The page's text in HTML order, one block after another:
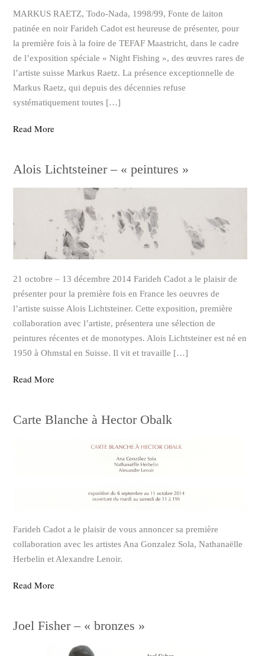
MARKUS RAETZ, Todo-Nada, 1998/99, Fonte de laiton
patinée en noir Farideh Cadot est heureuse de présenter, pour
la première fois à la foire de TEFAF Maastricht, dans le cadre
de l’exposition spéciale « Night Fishing », des œuvres rares de
l’artiste suisse Markus Raetz. La présence exceptionnelle de
Markus Raetz, qui depuis des décennies refuse
systématiquement toutes […]
Read More
Alois Lichtsteiner – « peintures »
21 octobre – 13 décembre 2014 Farideh Cadot a le plaisir de
présenter pour la première fois en France les oeuvres de
l’artiste suisse Alois Lichtsteiner. Cette exposition, première
collaboration avec l’artiste, présentera une sélection de
peintures récentes et de monotypes. Alois Lichtsteiner est né en
1950 à Ohmstal en Suisse. Il vit et travaille […]
Read More
Carte Blanche à Hector Obalk
Farideh Cadot a le plaisir de vous annoncer sa première
collaboration avec les artistes Ana Gonzalez Sola, Nathanaëlle
Herbelin et Alexandre Lenoir.
Read More
Joel Fisher – « bronzes »